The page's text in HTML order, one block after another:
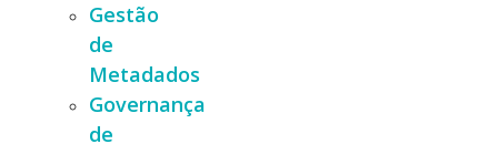
Gestão
de
Metadados
Governança
de